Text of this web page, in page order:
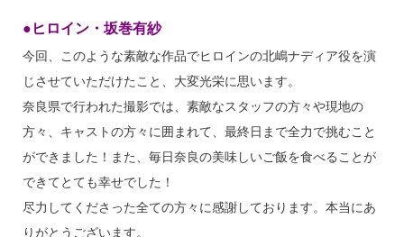
●ヒロイン・坂巻有紗
今回、このような素敵な作品でヒロインの北嶋ナディア役を演
じさせていただけたこと、大変光栄に思います。
奈良県で行われた撮影では、素敵なスタッフの方々や現地の
方々、キャストの方々に囲まれて、最終日まで全力で挑むこと
ができました！また、毎日奈良の美味しいご飯を食べることが
できてとても幸せでした！
尽力してくださった全ての方々に感謝しております。本当にあ
りがとうございます。